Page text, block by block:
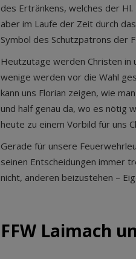
des Ertränkens, welches der
aber im Laufe der Zeit durch
Symbol des Schutzpatrons der
Heutzutage werden Christen
wenige werden vor die Wahl
kann uns Florian zeigen, wie
und half genau da, wo es nötig
heute zu einem Vorbild für uns
Gerade für unsere
seinen Entscheidungen immer
nicht, anderen beizustehen –
FFW Laimach